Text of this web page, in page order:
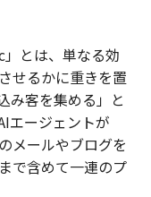
とは、単なる効
せるかに重きを置
み客を集める」と
エージェントが
メールやブログを
で含めて一連のプ